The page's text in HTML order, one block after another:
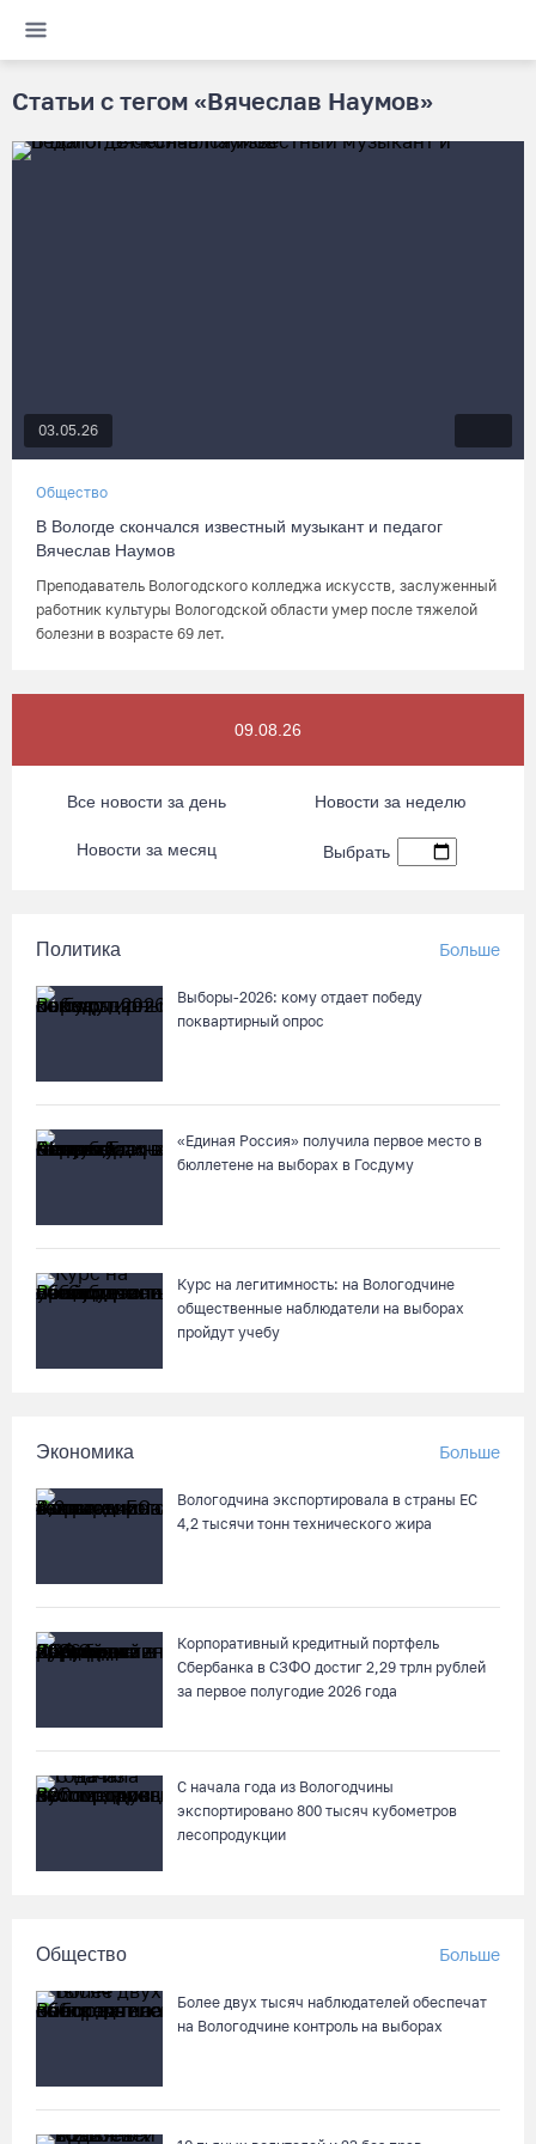
Статьи с тегом «Вячеслав Наумов»
03.05.26
Общество
В Вологде скончался известный музыкант и педагог
Вячеслав Наумов
Преподаватель Вологодского колледжа искусств, заслуженный
работник культуры Вологодской области умер после тяжелой
болезни в возрасте 69 лет.
09.08.26
Все новости за день Новости за неделю
Новости за месяц Выбрать
Политика Больше
Выборы-2026: кому отдает победу
поквартирный опрос
«Единая Россия» получила первое место в
бюллетене на выборах в Госдуму
Курс на легитимность: на Вологодчине
общественные наблюдатели на выборах
пройдут учебу
Экономика Больше
Вологодчина экспортировала в страны ЕС
4,2 тысячи тонн технического жира
Корпоративный кредитный портфель
Сбербанка в СЗФО достиг 2,29 трлн рублей
за первое полугодие 2026 года
С начала года из Вологодчины
экспортировано 800 тысяч кубометров
лесопродукции
Общество Больше
Более двух тысяч наблюдателей обеспечат
на Вологодчине контроль на выборах